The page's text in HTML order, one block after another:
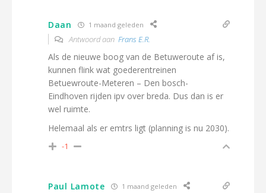
Daan 1 maand geleden
Antwoord aan Frans E.R.
Als de nieuwe boog van de Betuweroute af is,
kunnen flink wat goederentreinen
Betuewroute-Meteren – Den bosch-
Eindhoven rijden ipv over breda. Dus dan is er
wel ruimte.
Helemaal als er emtrs ligt (planning is nu 2030).
-1
Paul Lamote 1 maand geleden